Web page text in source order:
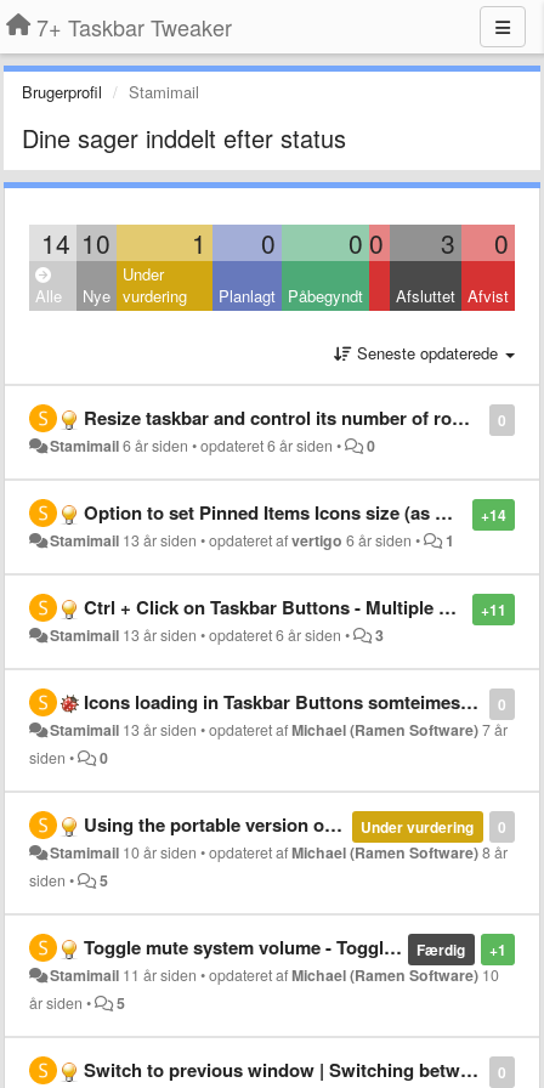
7+ Taskbar Tweaker
Brugerprofil Stamimail
Dine sager inddelt efter status
14 10 1 0 0 0 3 0
Alle Nye
Under
vurdering
Planlagt Påbegyndt Afsluttet Afvist
Seneste opdaterede
0
Resize taskbar and control its number of rows by keyboard shortcuts (+1/-1 row)
Stamimail6 år siden •opdateret6 år siden • 0
+14
Option to set Pinned Items Icons size (as more small has more space on taskbar)
Stamimail 13 år siden •opdateret afvertigo 6 år siden • 1
+11
Ctrl + Click on Taskbar Buttons - Multiple selection of buttons to do a particular command
Stamimail 13 år siden •opdateret6 år siden • 3
0
Icons loading in Taskbar Buttons somteimes is incorrect
Stamimail 13 år siden •opdateret afMichael (Ramen Software)7 år
siden • 0
0
Under vurdering
Using the portable version on a different PC
Stamimail 10 år siden •opdateret afMichael (Ramen Software)8 år
siden • 5
+1
Færdig
Toggle mute system volume - Toggling by MiddleClick on Speaker icon in Tray
Stamimail 11 år siden •opdateret afMichael (Ramen Software) 10
år siden • 5
0
Switch to previous window | Switching between 2 windows